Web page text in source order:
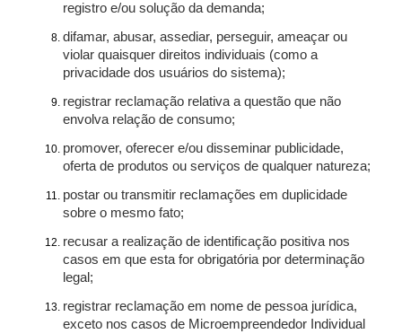
registro e/ou solução da demanda;
difamar, abusar, assediar, perseguir, ameaçar ou
violar quaisquer direitos individuais (como a
privacidade dos usuários do sistema);
registrar reclamação relativa a questão que não
envolva relação de consumo;
promover, oferecer e/ou disseminar publicidade,
oferta de produtos ou serviços de qualquer natureza;
postar ou transmitir reclamações em duplicidade
sobre o mesmo fato;
recusar a realização de identificação positiva nos
casos em que esta for obrigatória por determinação
legal;
registrar reclamação em nome de pessoa jurídica,
exceto nos casos de Microempreendedor Individual